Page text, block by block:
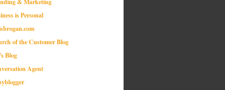
is Personal
of the Customer Blog
Blog
Agent